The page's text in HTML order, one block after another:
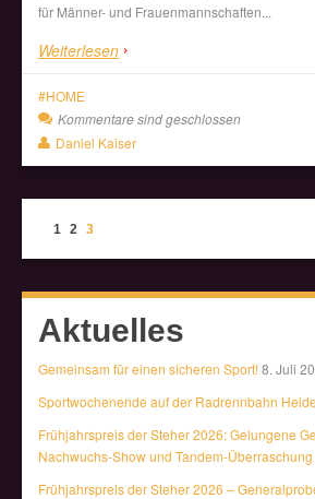
für Männer- und Frauenmannschaften...
Weiterlesen
HOME
Kommentare sind geschlossen
Daniel Kaiser
1 2 3
Aktuelles
Gemeinsam für einen sicheren Sport!8. Juli
Sportwochenende auf der Radrennbahn
Frühjahrspreis der Steher 2026: Gelungene
Nachwuchs-Show und Tandem-Überraschung
Frühjahrspreis der Steher 2026 –